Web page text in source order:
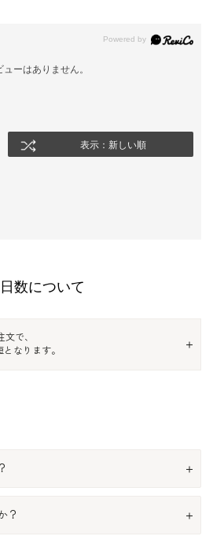
ューはありません。
表示：新しい順
数について
で、
なります。
？